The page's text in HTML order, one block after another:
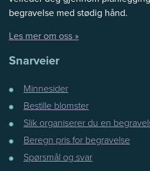
begravelse med stødig hånd.
Les mer om oss »
Snarveier
Minnesider
Bestille blomster
Slik organiserer du en
Beregn pris for begravelse
Spørsmål og svar